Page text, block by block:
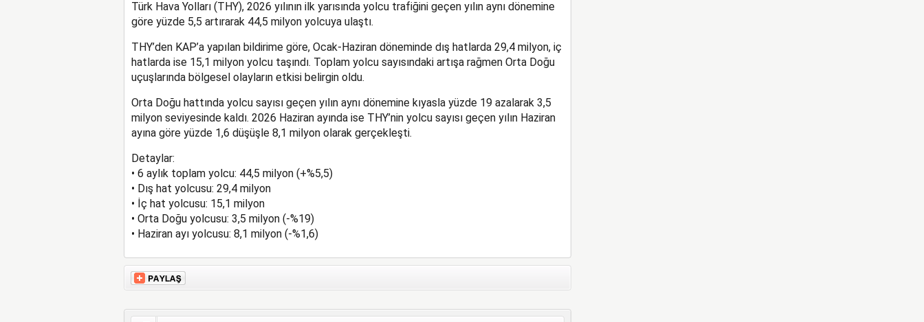
Türk Hava Yolları (THY), 2026 yılının ilk yarısında yolcu trafiğini geçen yılın aynı dönemine
göre yüzde 5,5 artırarak 44,5 milyon yolcuya ulaştı.
THY’den KAP’a yapılan bildirime göre, Ocak-Haziran döneminde dış hatlarda 29,4 milyon, iç
hatlarda ise 15,1 milyon yolcu taşındı. Toplam yolcu sayısındaki artışa rağmen Orta Doğu
uçuşlarında bölgesel olayların etkisi belirgin oldu.
Orta Doğu hattında yolcu sayısı geçen yılın aynı dönemine kıyasla yüzde 19 azalarak 3,5
milyon seviyesinde kaldı. 2026 Haziran ayında ise THY’nin yolcu sayısı geçen yılın Haziran
ayına göre yüzde 1,6 düşüşle 8,1 milyon olarak gerçekleşti.
Detaylar:
• 6 aylık toplam yolcu: 44,5 milyon (+%5,5)
• Dış hat yolcusu: 29,4 milyon
• İç hat yolcusu: 15,1 milyon
• Orta Doğu yolcusu: 3,5 milyon (-%19)
• Haziran ayı yolcusu: 8,1 milyon (-%1,6)